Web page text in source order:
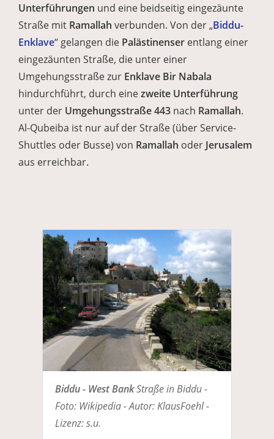
Unterführungen und eine beidseitig eingezäunte
Straße mit Ramallah verbunden. Von der „Biddu-
Enklave“ gelangen die Palästinenser entlang einer
eingezäunten Straße, die unter einer
Umgehungsstraße zur Enklave Bir Nabala
hindurchführt, durch einezweite Unterführung
unter der Umgehungsstraße 443 nach Ramallah.
Al-Qubeiba ist nur auf der Straße (über Service-
Shuttles oder Busse) von Ramallah oder Jerusalem
aus erreichbar.
Biddu - West BankStraße in Biddu -
Foto: Wikipedia - Autor: KlausFoehl -
Lizenz: s.u.